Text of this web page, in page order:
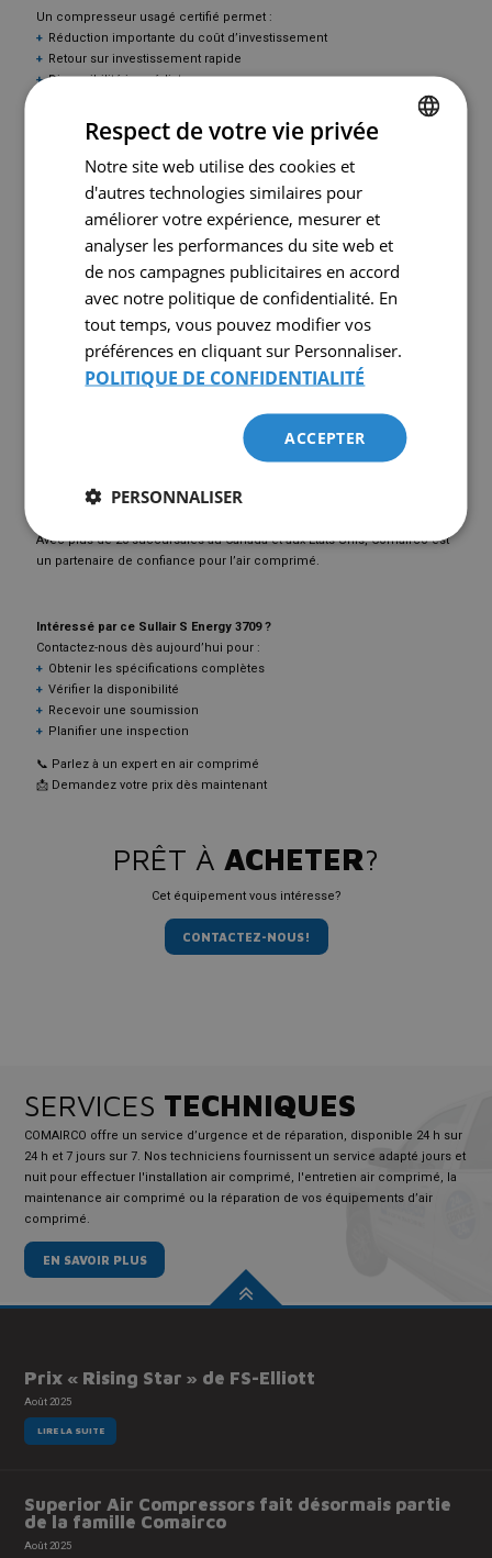
Un compresseur usagé certifié permet :
Réduction importante du coût d’investissement
Retour sur investissement rapide
Disponibilité immédiate
Applications typiques
Fabrication
Transformation alimentaire
Ateliers mécaniques
Industries minières
Secteur manufacturier lourd
Pourquoi acheter chez Comairco ?
✔ Rapport d’état disponible sur demande
✔ Pièces d’origine Sullair disponibles
✔ Installation et mise en service possibles
✔ Entente de service disponible
Avec plus de 20 succursales au Canada et aux États-Unis, Comairco est
un partenaire de confiance pour l’air comprimé.
Intéressé par ce Sullair S Energy 3709 ?
Contactez-nous dès aujourd’hui pour :
Obtenir les spécifications complètes
Vérifier la disponibilité
Recevoir une soumission
Planifier une inspection
📞 Parlez à un expert en air comprimé
📩 Demandez votre prix dès maintenant
PRÊT À ACHETER?
Cet équipement vous intéresse?
CONTACTEZ-NOUS!
SERVICES TECHNIQUES
COMAIRCO offre un service d’urgence et de réparation, disponible 24 h sur
24 h et 7 jours sur 7. Nos techniciens fournissent un service adapté jours et
nuit pour effectuer l'installation air comprimé, l'entretien air comprimé, la
maintenance air comprimé ou la réparation de vos équipements d’air
comprimé.
EN SAVOIR PLUS
Prix « Rising Star » de FS-Elliott
Août 2025
LIRE LA SUITE
Superior Air Compressors fait désormais partie
de la famille Comairco
Août 2025
Respect de votre vie privée
Notre site web utilise des cookies et
d'autres technologies similaires pour
améliorer votre expérience, mesurer et
analyser les performances du site web et
de nos campagnes publicitaires en accord
avec notre politique de confidentialité. En
tout temps, vous pouvez modifier vos
préférences en cliquant sur Personnaliser.
POLITIQUE DE CONFIDENTIALITÉ
ACCEPTER
PERSONNALISER